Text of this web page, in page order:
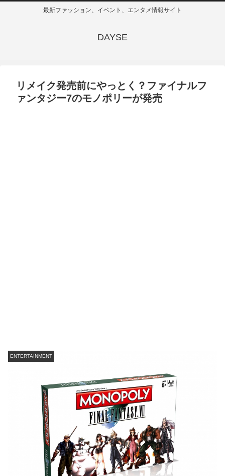
最新ファッション、イベント、エンタメ情報サイト
DAYSE
リメイク発売前にやっとく？ファイナルフ
ァンタジー7のモノポリーが発売
ENTERTAINMENT